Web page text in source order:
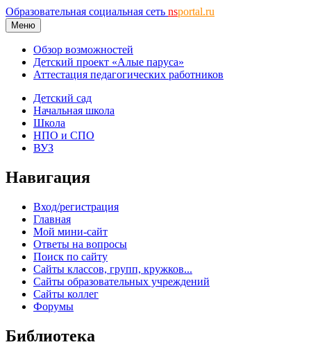
Образовательная социальная сеть nsportal.ru
Меню
Обзор возможностей
Детский проект «Алые паруса»
Аттестация педагогических работников
Детский сад
Начальная школа
Школа
НПО и СПО
ВУЗ
Навигация
Вход/регистрация
Главная
Мой мини-сайт
Ответы на вопросы
Поиск по сайту
Сайты классов, групп, кружков...
Сайты образовательных учреждений
Сайты коллег
Форумы
Библиотека